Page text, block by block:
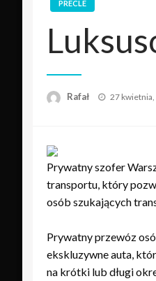
PRECLE
Rafał 27 kwietnia,
Prywatny szofer
transportu, który
osób szukających
Prywatny przewóz
ekskluzywne auta,
na krótki lub długi